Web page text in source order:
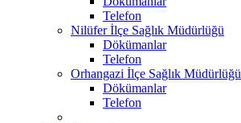
Telefon
Nilüfer İlçe Sağlık Müdürlüğü
Dökümanlar
Telefon
Orhangazi İlçe Sağlık Müdürlüğü
Dökümanlar
Telefon